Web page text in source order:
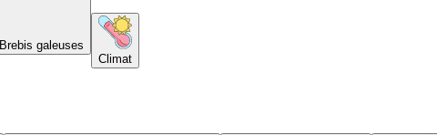
Brebis galeuses
Climat